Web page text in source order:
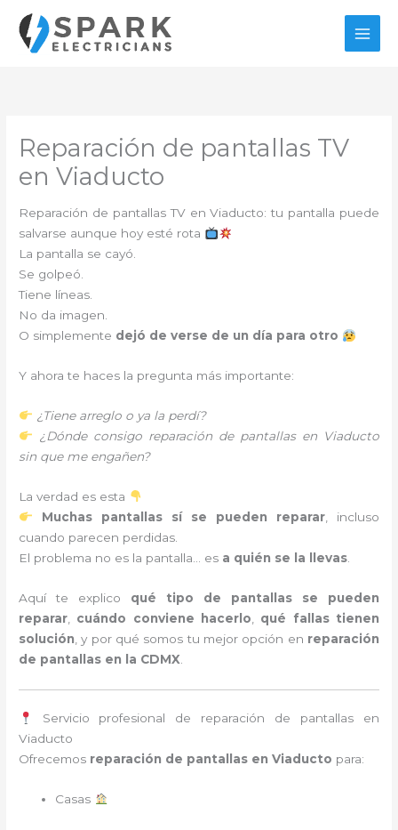
contenido
Reparación de pantallas TV
en Viaducto
Reparación de pantallas TV en Viaducto: tu pantalla puede
salvarse aunque hoy esté rota
La pantalla se cayó.
Se golpeó.
Tiene líneas.
No da imagen.
O simplemente dejó de verse de un día para otro
Y ahora te haces la pregunta más importante:
¿Tiene arreglo o ya la perdí?
¿Dónde consigo reparación de pantallas en Viaducto
sin que me engañen?
La verdad es esta
Muchas pantallas sí se pueden reparar, incluso
cuando parecen perdidas.
El problema no es la pantalla… es a quién se la llevas
Aquí te explico qué tipo de pantallas se pueden
reparar
cuándo conviene hacerlo
qué fallas tienen
solución , y por qué somos tu mejor opción en reparación
de pantallas en la CDMX
Servicio profesional de reparación de pantallas en
Viaducto
Ofrecemos reparación de pantallas en Viaducto para:
Casas